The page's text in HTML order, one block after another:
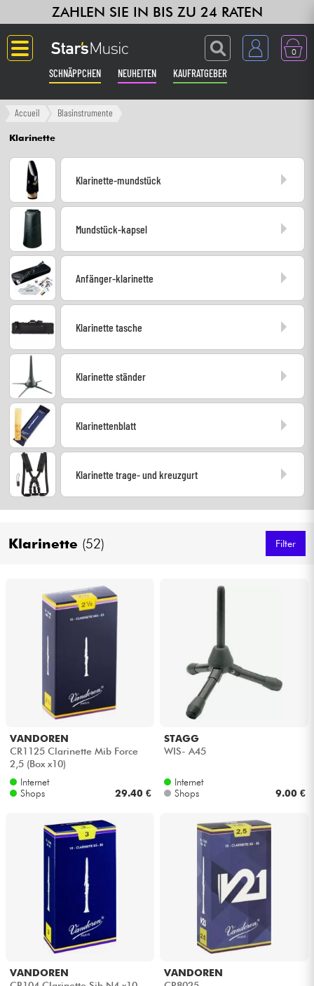
ZAHLEN SIE IN BIS ZU 24 RATEN
0
SCHNÄPPCHEN NEUHEITEN KAUFRATGEBER
Langue
Gitarre & Bass
Verstärker & Effekte
Synths & samplers
Kopfhörer
DJ
Drums
Blasinstrumente
Violinen & Quartett
Kinder
Kabel & Zubehöre
HiFi
Bundle
Accueil Blasinstrumente
Klarinette
Klarinette-mundstück
Mundstück-kapsel
Anfänger-klarinette
Klarinette tasche
Klarinette ständer
Klarinettenblatt
Klarinette trage- und kreuzgurt
Klarinette (52) Filter
VANDOREN
CR1125 Clarinette Mib Force
2,5 (Box x10)
Internet
Shops
29.40 €
STAGG
WIS- A45
Internet
Shops
9.00 €
VANDOREN
VANDOREN